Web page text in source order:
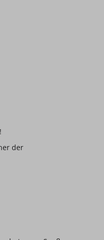
der